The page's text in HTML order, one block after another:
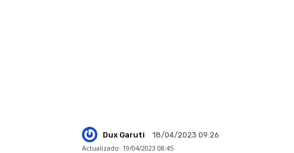
Dux Garuti
18/04/2023 09:26
Actualizado: 19/04/2023 08:45